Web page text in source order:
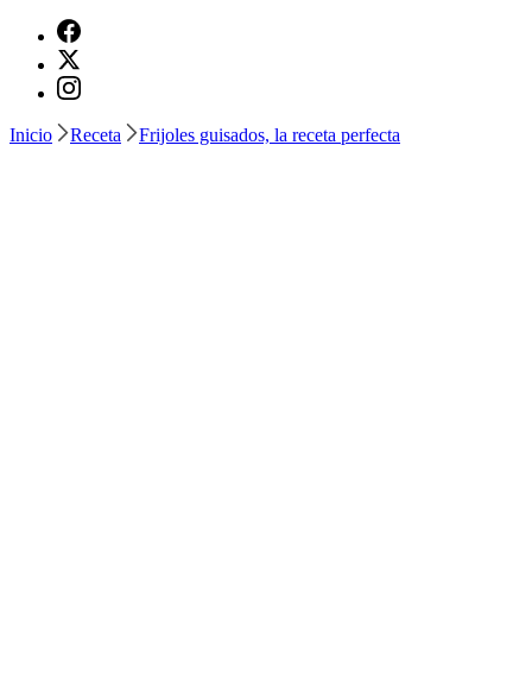
Inicio Receta Frijoles guisados, la receta perfecta